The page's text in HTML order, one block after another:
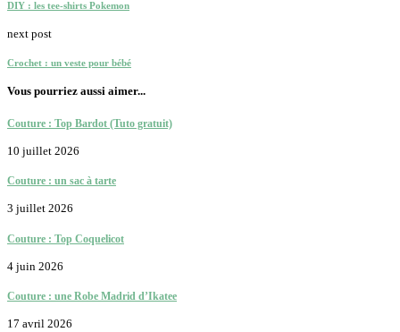
DIY : les tee-shirts Pokemon
next post
Crochet : un veste pour bébé
Vous pourriez aussi aimer...
Couture : Top Bardot (Tuto gratuit)
10 juillet 2026
Couture : un sac à tarte
3 juillet 2026
Couture : Top Coquelicot
4 juin 2026
Couture : une Robe Madrid d’Ikatee
17 avril 2026